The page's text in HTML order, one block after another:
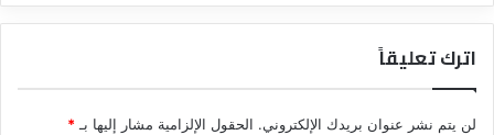
اترك تعليقاً
لن يتم نشر عنوان بريدك الإلكتروني. الحقول الإلزامية مشار إليها بـ *